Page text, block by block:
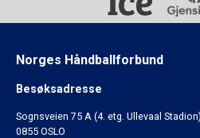
Norges Håndballforbund
Besøksadresse
Sognsveien 75 A (4. etg. Ullevaal Stadion)
0855 OSLO